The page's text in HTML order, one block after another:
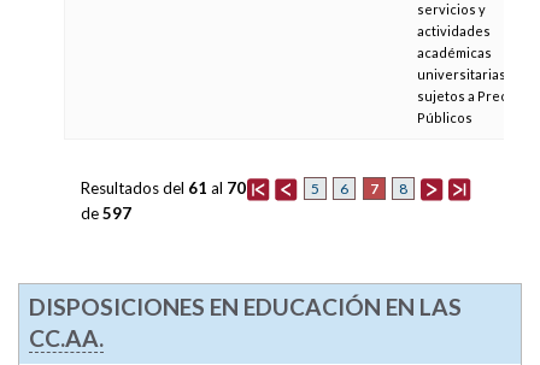
servicios y
actividades
académicas
universitarias
sujetos a Precios
Públicos
5 6 7 8
Resultados del 61 al 70
de597
DISPOSICIONES EN EDUCACIÓN EN LAS
CC.AA.